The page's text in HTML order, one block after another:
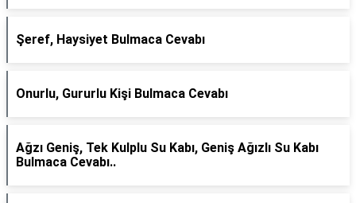
Şeref, Haysiyet Bulmaca Cevabı
Onurlu, Gururlu Kişi Bulmaca Cevabı
Ağzı Geniş, Tek Kulplu Su Kabı, Geniş Ağızlı Su Kabı
Bulmaca Cevabı..